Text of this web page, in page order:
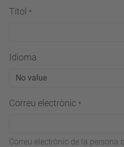
Títol
Idioma
Correu electrònic
Correu electrònic de la persona